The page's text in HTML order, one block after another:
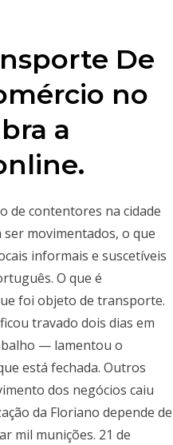
De
no
a
de contentores na cidade
movimentados, o que
informais e suscetíveis
O que é
foi objeto de transporte.
travado dois dias em
— lamentou o
está fechada. Outros
dos negócios caiu
da Floriano depende de
mil munições. 21 de